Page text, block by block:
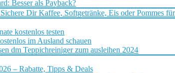
Besser als Payback?
Dir Kaffee, Softgetränke, Eis oder Pommes
kostenlos testen
im Ausland schauen
dm Teppichreiniger zum ausleihen 2024
– Rabatte, Tipps & Deals